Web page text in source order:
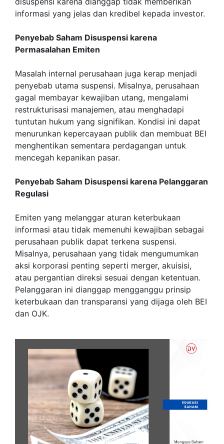
informasi yang jelas dan kredibel kepada investor.
Penyebab Saham Disuspensi karena
Permasalahan Emiten
Masalah internal perusahaan juga kerap menjadi
penyebab utama suspensi. Misalnya, perusahaan
gagal membayar kewajiban utang, mengalami
restrukturisasi manajemen, atau menghadapi
tuntutan hukum yang signifikan. Kondisi ini dapat
menurunkan kepercayaan publik dan membuat BEI
menghentikan sementara perdagangan untuk
mencegah kepanikan pasar.
Penyebab Saham Disuspensi karena Pelanggaran
Regulasi
Emiten yang melanggar aturan keterbukaan
informasi atau tidak memenuhi kewajiban sebagai
perusahaan publik dapat terkena suspensi.
Misalnya, perusahaan yang tidak mengumumkan
aksi korporasi penting seperti merger, akuisisi,
atau pergantian direksi sesuai dengan ketentuan.
Pelanggaran ini dianggap mengganggu prinsip
keterbukaan dan transparansi yang dijaga oleh BEI
dan OJK.